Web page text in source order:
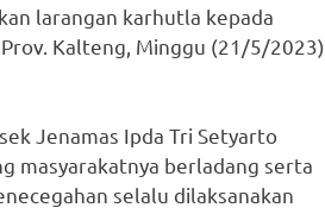
larangan karhutla kepada
Kalteng, Minggu (21/5/2023)
Jenamas Ipda Tri Setyarto
masyarakatnya berladang serta
selalu dilaksanakan